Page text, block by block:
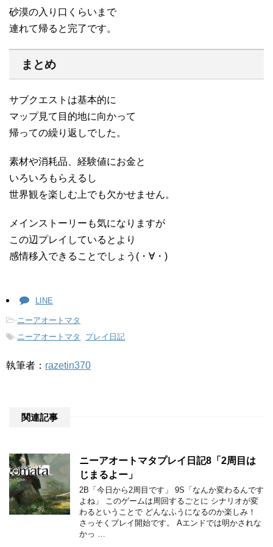
砂漠の入り口くらいまで
連れて帰ると完了です。
まとめ
サブクエストは基本的に
マップ見て目的地に向かって
帰っての繰り返しでした。
素材や消耗品、経験値にお金と
いろいろもらえるし
世界観を楽しむ上でも欠かせません。
メインストーリーも気になりますが
この辺プレイしているとより
感情移入できることでしょう(・∀・)
LINE
-ニーアオートマタ
-ニーアオートマタ プレイ日記
執筆者： razetin370
関連記事
ニーアオートマタプレイ日記8「2周目は
じまるよー」
2B「今日から2周目です」 9S「なんか変わるんです
よね」 このゲームは周回するごとに シナリオが変
わるということで どんなふうになるのか楽しみ！
さっそくプレイ開始です。 Aエンドでは明かされな
かっ …